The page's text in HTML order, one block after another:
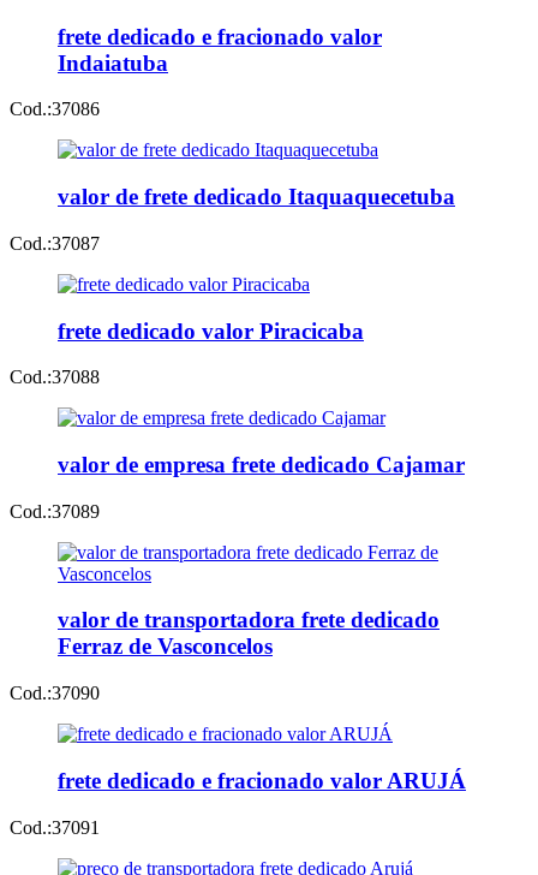
frete dedicado e fracionado valor
Indaiatuba
Cod.:37086
valor de frete dedicado Itaquaquecetuba
Cod.:37087
frete dedicado valor Piracicaba
Cod.:37088
valor de empresa frete dedicado Cajamar
Cod.:37089
valor de transportadora frete dedicado
Ferraz de Vasconcelos
Cod.:37090
frete dedicado e fracionado valor ARUJÁ
Cod.:37091